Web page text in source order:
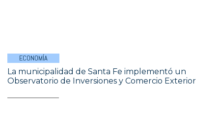
ECONOMÍA
La municipalidad de Santa Fe implementó un
Observatorio de Inversiones y Comercio Exterior